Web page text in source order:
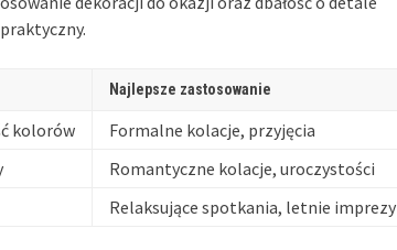
Najlepsze zastosowanie
kolorów
Formalne kolacje, przyjęcia
Romantyczne kolacje, uroczystości
Relaksujące spotkania, letnie imprezy